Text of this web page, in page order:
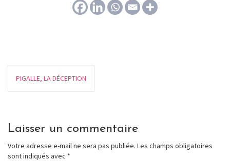
PIGALLE, LA DÉCEPTION
Laisser un commentaire
Votre adresse e-mail ne sera pas publiée. Les champs obligatoires
sont indiqués avec *